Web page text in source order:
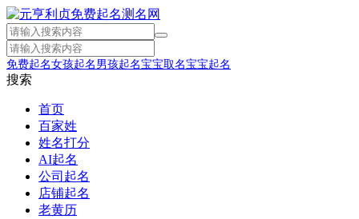
免费起名女孩起名 男孩起名宝宝取名宝宝起名
搜索
首页
百家姓
姓名打分
AI起名
公司起名
店铺起名
老黄历